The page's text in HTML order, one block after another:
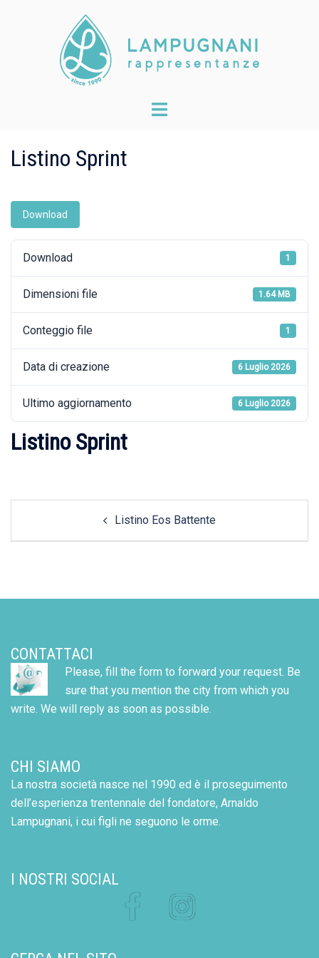
Toggle
Listino Sprint
Download
Download 1
Dimensioni file 1.64 MB
Conteggio file 1
Data di creazione 6 Luglio 2026
Ultimo aggiornamento 6 Luglio 2026
Listino Sprint
Listino Eos Battente
CONTATTACI
Please, fill the form to forward your request. Be
sure that you mention the city from which you
write. We will reply as soon as possible.
CHI SIAMO
La nostra società nasce nel 1990 ed è il proseguimento
dell’esperienza trentennale del fondatore, Arnaldo
Lampugnani, i cui figli ne seguono le orme.
I NOSTRI SOCIAL
Facebook Instagram